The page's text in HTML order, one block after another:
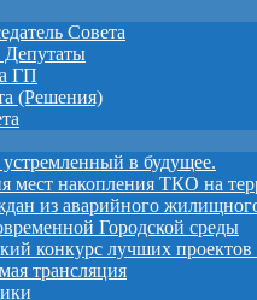
Совета
Депутаты
ГП
(Решения)
в будущее.
мест накопления ТКО на
из аварийного
Городской среды
конкурс лучших
трансляция